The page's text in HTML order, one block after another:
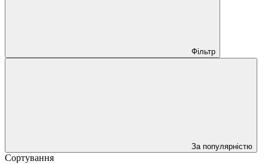
Фільтр
За популярністю
Сортування